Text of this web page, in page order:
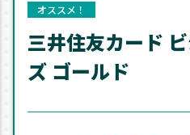
オススメ！
三井住友カード
ズ ゴールド